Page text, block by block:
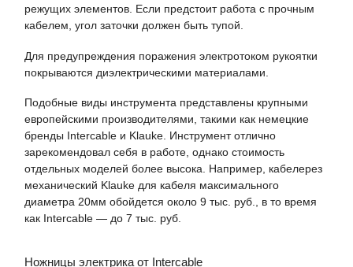
режущих элементов. Если предстоит работа с прочным
кабелем, угол заточки должен быть тупой.
Для предупреждения поражения электротоком рукоятки
покрываются диэлектрическими материалами.
Подобные виды инструмента представлены крупными
европейскими производителями, такими как немецкие
бренды Intercable и Klauke. Инструмент отлично
зарекомендовал себя в работе, однако стоимость
отдельных моделей более высока. Например, кабелерез
механический Klauke для кабеля максимального
диаметра 20мм обойдется около 9 тыс. руб., в то время
как Intercable — до 7 тыс. руб.
Ножницы электрика от Intercable